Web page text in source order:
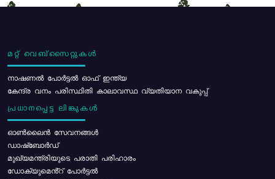
മറ്റ് വെബ്സൈറ്റുകൾ
നാഷണൽ പോർട്ടൽ ഓഫ് ഇന്ത്യ
കേന്ദ്ര വനം പരിസ്ഥിതി കാലാവസ്ഥ വ്യതിയാന വകുപ്പ്
പ്രധാനപ്പെട്ട ലിങ്കുകൾ
ഓൺലൈൻ സേവനങ്ങൾ
ഡാഷ്ബോർഡ്
മുഖ്യമന്ത്രിയുടെ പരാതി പരിഹാരം
ഡോക്യുമെൻ്റ് പോർട്ടൽ